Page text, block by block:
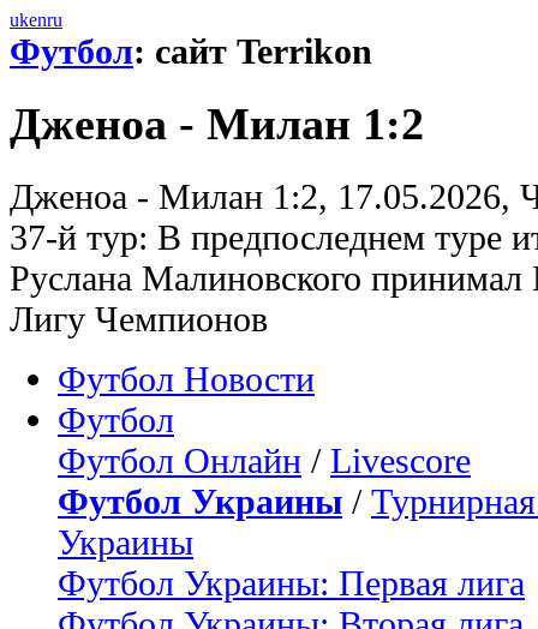
ukenru
Футбол: сайт Terrikon
Дженоа - Милан 1:2
Дженоа - Милан 1:2, 17.05.2026,
37-й тур: В предпоследнем туре
Руслана Малиновского
Лигу Чемпионов
Футбол Новости
Футбол
Футбол Онлайн / Livescore
Футбол Украины /
Украины
Футбол Украины: Первая лига